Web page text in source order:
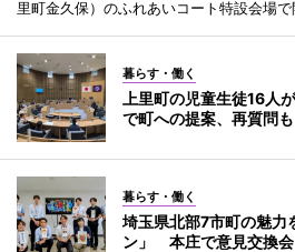
里町金久保）のふれあいコート特設会場で
暮らす・働く
上里町の児童生徒16
で町への提案、再質問も
暮らす・働く
埼玉県北部7市町の魅力
ン」 本庄で意見交換会